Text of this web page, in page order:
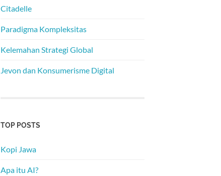
Citadelle
Paradigma Kompleksitas
Kelemahan Strategi Global
Jevon dan Konsumerisme Digital
TOP POSTS
Kopi Jawa
Apa itu AI?